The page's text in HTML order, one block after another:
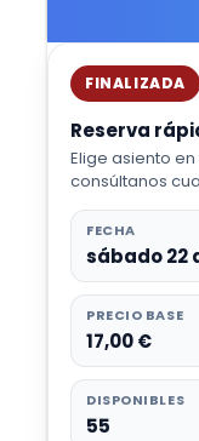
FINALIZADA
Reserva
Elige asiento
consúltanos
FECHA
sábado 22
PRECIO BASE
17,00 €
DISPONIBLES
55